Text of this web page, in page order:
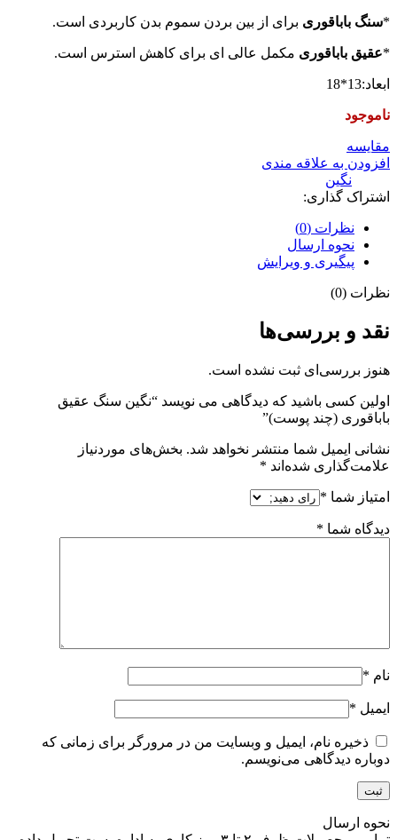
*سنگ باباقوری برای از بین بردن سموم بدن کاربردی است.
*عقیق باباقوری مکمل عالی ای برای کاهش استرس است.
ابعاد:13*18
ناموجود
مقایسه
افزودن به علاقه مندی
نگین
اشتراک گذاری:
نظرات (0)
نحوه ارسال
پیگیری و ویرایش
نظرات (0)
نقد و بررسی‌ها
هنوز بررسی‌ای ثبت نشده است.
اولین کسی باشید که دیدگاهی می نویسد “نگین سنگ عقیق
باباقوری (چند پوست)”
نشانی ایمیل شما منتشر نخواهد شد. بخش‌های موردنیاز
علامت‌گذاری شده‌اند *
امتیاز شما *
دیدگاه شما *
نام *
ایمیل *
ذخیره نام، ایمیل و وبسایت من در مرورگر برای زمانی که
دوباره دیدگاهی می‌نویسم.
نحوه ارسال